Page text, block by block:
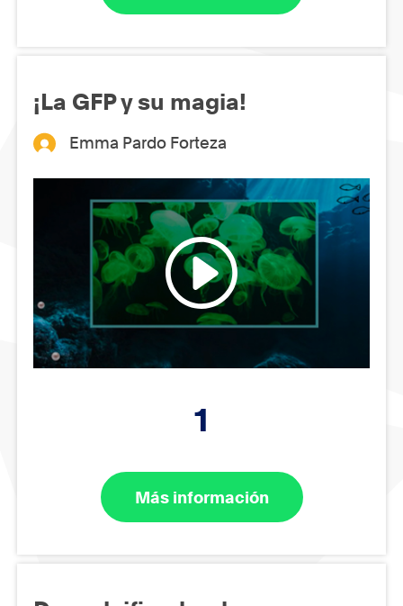
¡La GFP y su magia!
Emma Pardo Forteza
1
Más información